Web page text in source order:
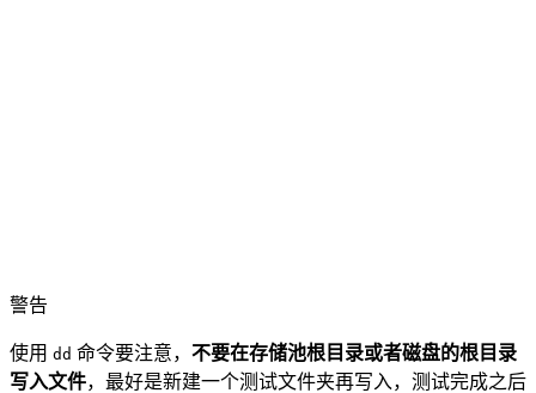
警告
使用 dd 命令要注意， 不要在存储池根目录或者磁盘的根目录
写入文件，最好是新建一个测试文件夹再写入，测试完成之后